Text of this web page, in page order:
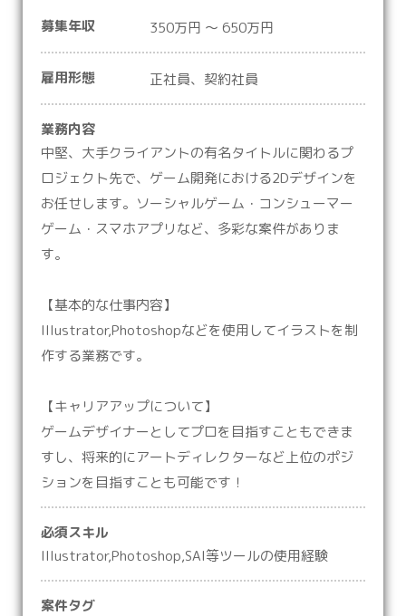
募集年収 350万円 ～ 650万円
雇用形態 正社員、契約社員
業務内容
中堅、大手クライアントの有名タイトルに関わるプ
ロジェクト先で、ゲーム開発における2Dデザインを
お任せします。ソーシャルゲーム・コンシューマー
ゲーム・スマホアプリなど、多彩な案件がありま
す。
【基本的な仕事内容】
Illustrator,Photoshopなどを使用してイラストを制
作する業務です。
【キャリアアップについて】
ゲームデザイナーとしてプロを目指すこともできま
すし、将来的にアートディレクターなど上位のポジ
ションを目指すことも可能です！
必須スキル
Illustrator,Photoshop,SAI等ツールの使用経験
案件タグ